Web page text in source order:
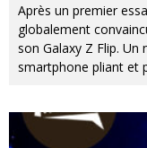
Après un premier
globalement
son Galaxy Z Flip.
smartphone pliant et